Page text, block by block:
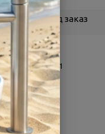
под заказ
ПУ00011
GoodDoor